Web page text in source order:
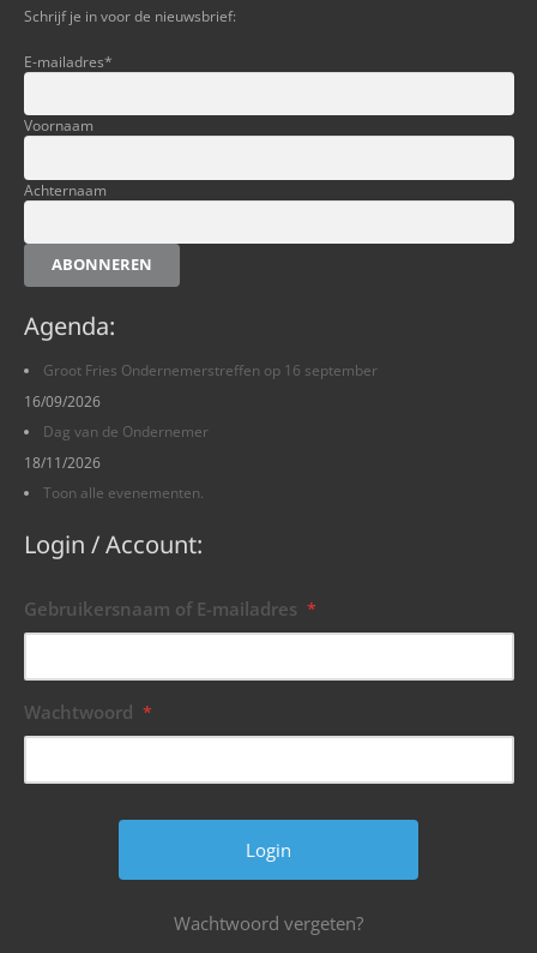
Schrijf je in voor de nieuwsbrief:
E-mailadres*
Voornaam
Achternaam
ABONNEREN
Agenda:
Groot Fries Ondernemerstreffen op 16 september
16/09/2026
Dag van de Ondernemer
18/11/2026
Toon alle evenementen.
Login / Account:
Gebruikersnaam of E-mailadres *
Wachtwoord *
Wachtwoord vergeten?